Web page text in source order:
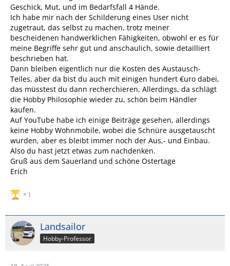
Geschick, Mut, und im Bedarfsfall 4 Hände.
Ich habe mir nach der Schilderung eines User nicht
zugetraut, das selbst zu machen, trotz meiner
bescheidenen handwerklichen Fähigkeiten, obwohl er es für
meine Begriffe sehr gut und anschaulich, sowie detailliert
beschrieben hat.
Dann bleiben eigentlich nur die Kosten des Austausch-
Teiles, aber da bist du auch mit einigen hundert €uro dabei,
das müsstest du dann recherchieren, Allerdings, da schlägt
die Hobby Philosophie wieder zu, schön beim Händler
kaufen.
Auf YouTube habe ich einige Beiträge gesehen, allerdings
keine Hobby Wohnmobile, wobei die Schnüre ausgetauscht
wurden, aber es bleibt immer noch der Aus,- und Einbau.
Also du hast jetzt etwas zum nachdenken.
Gruß aus dem Sauerland und schöne Ostertage
Erich
1
Landsailor
Hobby-Professor